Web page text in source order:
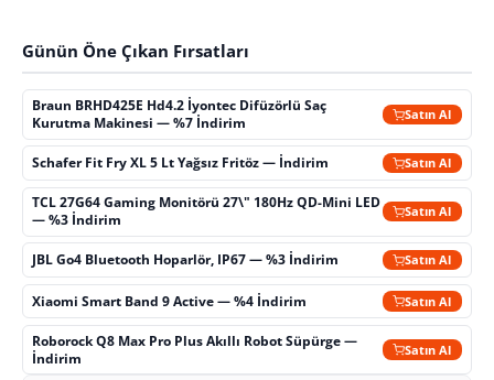
Günün Öne Çıkan Fırsatları
Braun BRHD425E Hd4.2 İyontec Difüzörlü Saç
Kurutma Makinesi — %7 İndirim
Satın Al
Schafer Fit Fry XL 5 Lt Yağsız Fritöz — İndirim Satın Al
TCL 27G64 Gaming Monitörü 27\" 180Hz QD-Mini LED
— %3 İndirim
Satın Al
JBL Go4 Bluetooth Hoparlör, IP67 — %3 İndirim Satın Al
Xiaomi Smart Band 9 Active — %4 İndirim Satın Al
Roborock Q8 Max Pro Plus Akıllı Robot Süpürge —
İndirim
Satın Al